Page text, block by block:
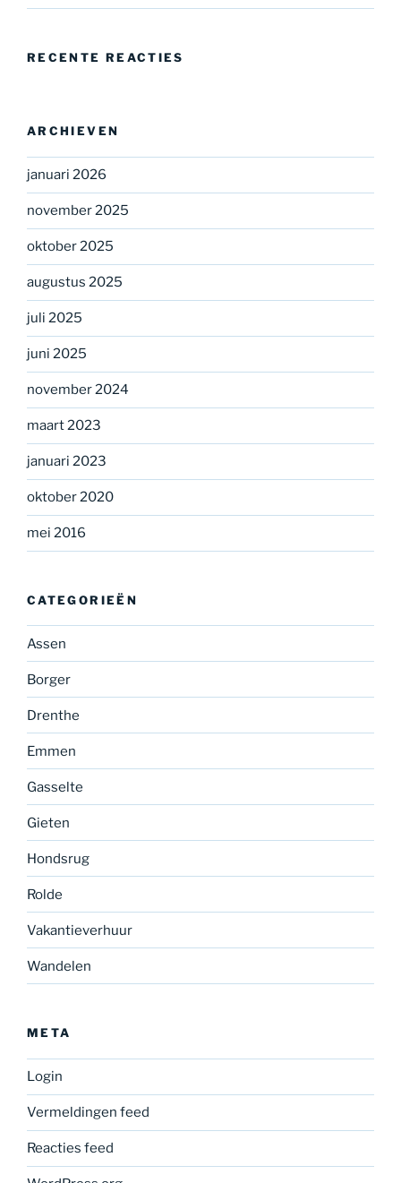
RECENTE REACTIES
ARCHIEVEN
januari 2026
november 2025
oktober 2025
augustus 2025
juli 2025
juni 2025
november 2024
maart 2023
januari 2023
oktober 2020
mei 2016
CATEGORIEËN
Assen
Borger
Drenthe
Emmen
Gasselte
Gieten
Hondsrug
Rolde
Vakantieverhuur
Wandelen
META
Login
Vermeldingen feed
Reacties feed